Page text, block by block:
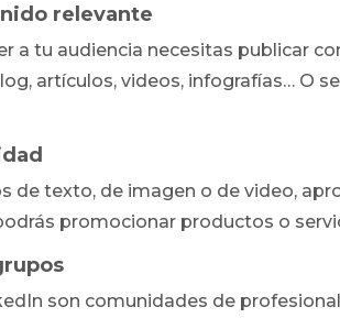
relevante
a tu audiencia necesitas publicar
artículos, videos, infografías… O
de texto, de imagen o de video,
promocionar productos o
son comunidades de